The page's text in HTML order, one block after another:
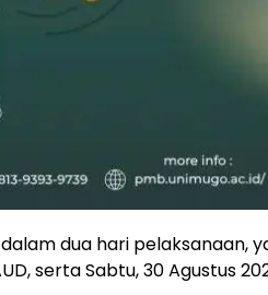
dua hari pelaksanaan,
serta Sabtu, 30 Agustus